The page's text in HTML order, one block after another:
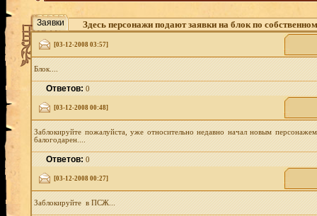
Заявки Здесь персонажи подают заявки на блок по
[03-12-2008 03:57]
Блок....
Ответов:0
[03-12-2008 00:48]
Заблокируйте пожалуйста, уже относительно недавно начал новым
балогодарен....
Ответов:0
[03-12-2008 00:27]
Заблокируйте в ПСЖ...